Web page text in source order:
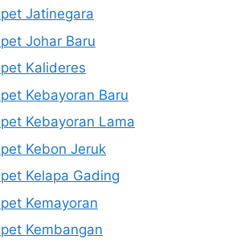
Jatinegara
Johar Baru
Kalideres
Kebayoran Baru
Kebayoran Lama
Kebon Jeruk
Kelapa Gading
Kemayoran
Kembangan